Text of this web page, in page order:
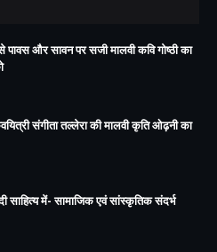
और सावन पर सजी मालवी कवि गोष्ठी का
संगीता तल्लेरा की मालवी कृति ओढ़नी का
साहित्य में- सामाजिक एवं सांस्कृतिक संदर्भ